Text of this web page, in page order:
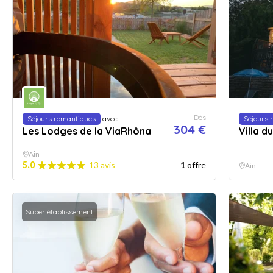
Séjours romantiques avec
Les Lodges de la ViaRhôna
Dès
304 €
Ain
5.0 13 avis 1offre
Séjours
Villa
Ain
Super établissement